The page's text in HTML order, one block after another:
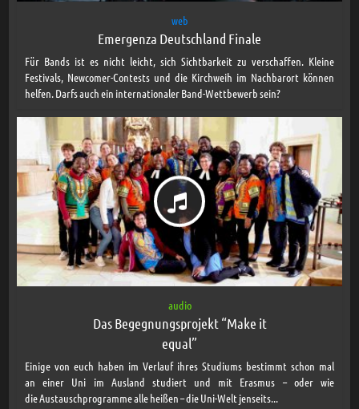
web
Emergenza Deutschland Finale
Für Bands ist es nicht leicht, sich Sichtbarkeit zu verschaffen. Kleine
Festivals, Newcomer-Contests und die Kirchweih im Nachbarort können
helfen. Darfs auch ein internationaler Band-Wettbewerb sein?
audio
Das Begegnungsprojekt “Make it
equal”
Einige von euch haben im Verlauf ihres Studiums bestimmt schon mal
an einer Uni im Ausland studiert und mit Erasmus – oder wie
die Austauschprogramme alle heißen – die Uni-Welt jenseits...